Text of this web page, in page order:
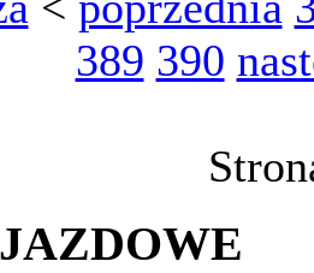
389 390